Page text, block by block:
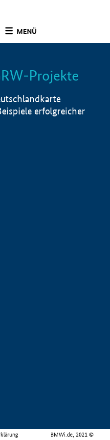
MENÜ
Info
Projekte
erfolgreicher
BMWi.de, 2021 ©